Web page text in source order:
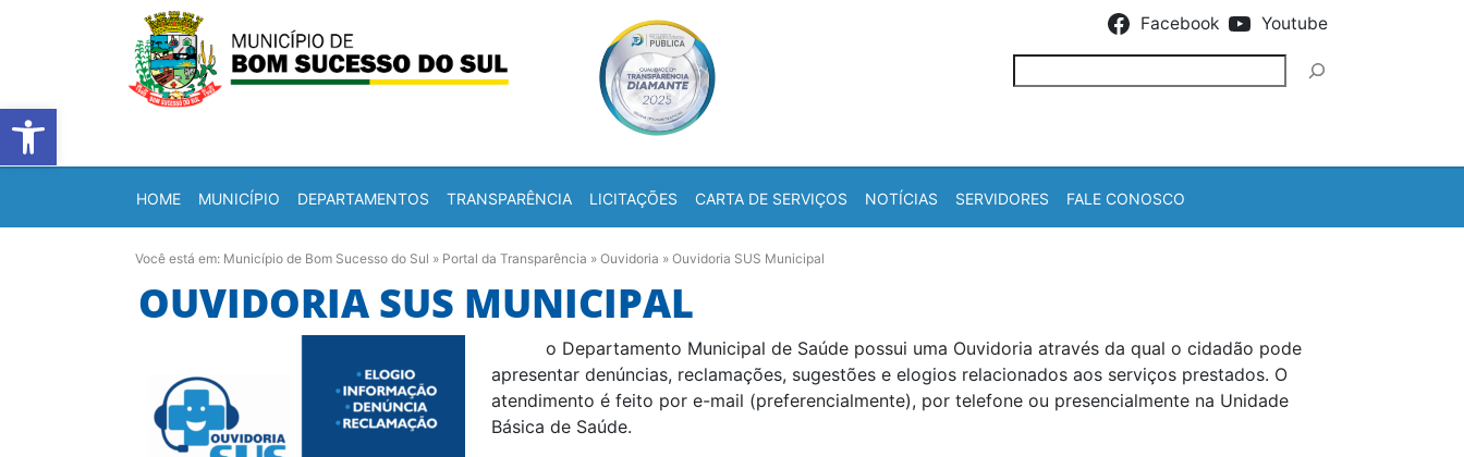
Barra de Ferramentas Aberta
Facebook Youtube
HOME MUNICÍPIO DEPARTAMENTOS TRANSPARÊNCIA LICITAÇÕES CARTA DE SERVIÇOS NOTÍCIAS SERVIDORES FALE CONOSCO
Você está em: Município de Bom Sucesso do Sul » Portal da Transparência » Ouvidoria » Ouvidoria SUS Municipal
OUVIDORIA SUS MUNICIPAL
o Departamento Municipal de Saúde possui uma Ouvidoria através da qual o cidadão pode
apresentar denúncias, reclamações, sugestões e elogios relacionados aos serviços prestados. O
atendimento é feito por e-mail (preferencialmente), por telefone ou presencialmente na Unidade
Básica de Saúde.